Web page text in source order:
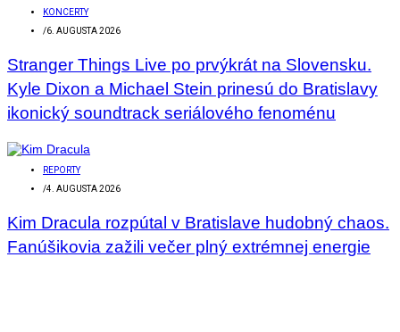
KONCERTY
/6. AUGUSTA 2026
Stranger Things Live po prvýkrát na Slovensku.
Kyle Dixon a Michael Stein prinesú do Bratislavy
ikonický soundtrack seriálového fenoménu
REPORTY
/4. AUGUSTA 2026
Kim Dracula rozpútal v Bratislave hudobný chaos.
Fanúšikovia zažili večer plný extrémnej energie